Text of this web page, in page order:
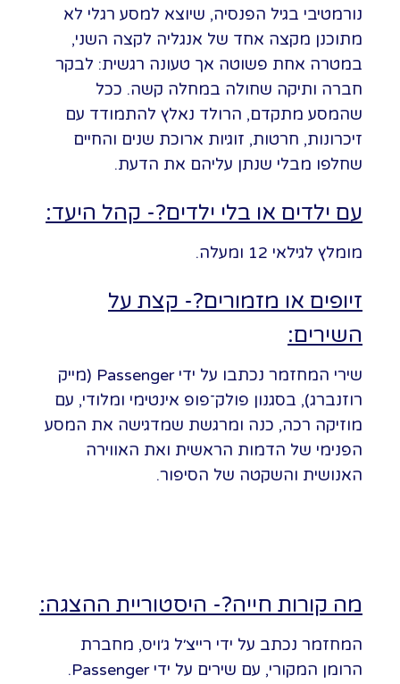
נורמטיבי בגיל הפנסיה, שיוצא למסע רגלי לא
מתוכנן מקצה אחד של אנגליה לקצה השני,
במטרה אחת פשוטה אך טעונה רגשית: לבקר
חברה ותיקה שחולה במחלה קשה. ככל
שהמסע מתקדם, הרולד נאלץ להתמודד עם
זיכרונות, חרטות, זוגיות ארוכת שנים והחיים
שחלפו מבלי שנתן עליהם את הדעת.
עם ילדים או בלי ילדים?- קהל היעד:
מומלץ לגילאי 12 ומעלה.
זיופים או מזמורים?- קצת על
השירים:
שירי המחזמר נכתבו על ידי Passenger (מייק
רוזנברג), בסגנון פולק־פופ אינטימי ומלודי, עם
מוזיקה רכה, כנה ומרגשת שמדגישה את המסע
הפנימי של הדמות הראשית ואת האווירה
האנושית והשקטה של הסיפור.
מה קורות חייה?- היסטוריית ההצגה:
המחזמר נכתב על ידי רייצ׳ל ג׳ויס, מחברת
הרומן המקורי, עם שירים על ידי Passenger.